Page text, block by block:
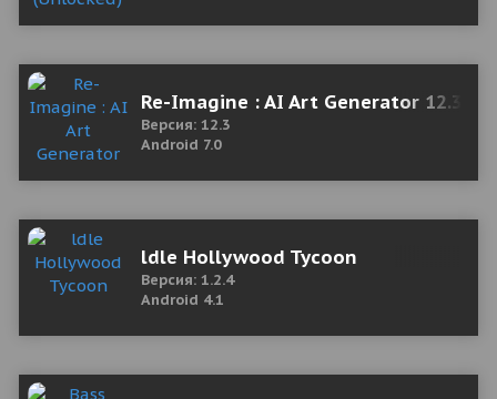
Re-Imagine : AI Art Generator 12.3
Версия: 12.3
Android 7.0
ldle Hollywood Tycoon
Версия: 1.2.4
Android 4.1